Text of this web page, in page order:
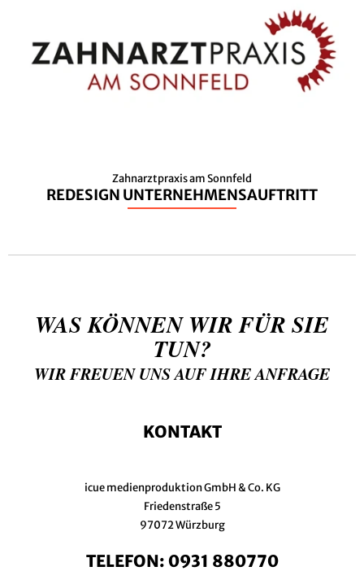
Zahnarztpraxis am Sonnfeld
REDESIGN UNTERNEHMENSAUFTRITT
WAS KÖNNEN WIR FÜR SIE
TUN?
WIR FREUEN UNS AUF IHRE ANFRAGE
KONTAKT
icue medienproduktion GmbH & Co. KG
Friedenstraße 5
97072 Würzburg
TELEFON: 0931 880770